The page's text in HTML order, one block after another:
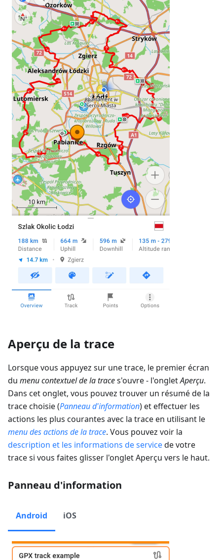
Aperçu de la trace
Lorsque vous appuyez sur une trace, le premier écran
du menu contextuel de la traces'ouvre - l'ongletAperçu.
Dans cet onglet, vous pouvez trouver un résumé de la
trace choisie (Panneau d'information) et effectuer les
actions les plus courantes avec la trace en utilisant le
menu des actions de la trace. Vous pouvez voir la
description et les informations de servicede votre
trace si vous faites glisser l'onglet Aperçu vers le haut.
Panneau d'information
Android iOS